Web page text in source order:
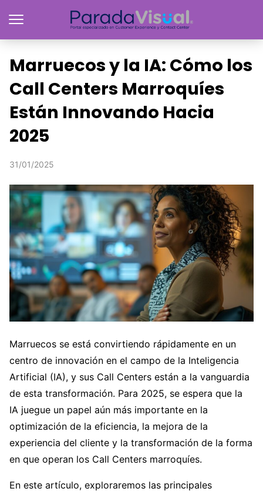
Marruecos y la IA: Cómo los
Call Centers Marroquíes
Están Innovando Hacia
2025
31/01/2025
Marruecos se está convirtiendo rápidamente en un
centro de innovación en el campo de la Inteligencia
Artificial (IA), y sus Call Centers están a la vanguardia
de esta transformación. Para 2025, se espera que la
IA juegue un papel aún más importante en la
optimización de la eficiencia, la mejora de la
experiencia del cliente y la transformación de la forma
en que operan los Call Centers marroquíes.
En este artículo, exploraremos las principales